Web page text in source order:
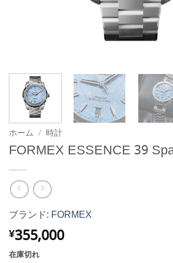
ホーム / 時計
FORMEX ESSENCE 39
ブランド: FORMEX
¥355,000
在庫切れ